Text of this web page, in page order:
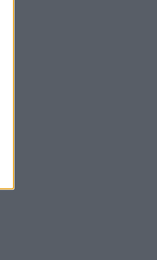
Κουνουπιών 2026–2028